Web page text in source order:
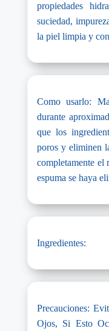
propiedades
suciedad,
la piel limpia y
Como usarlo:
durante
que los
poros y eliminen
completamente el
espuma se haya
Ingredientes:
Precauciones:
Ojos, Si Esto